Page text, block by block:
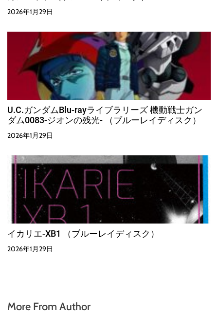
2026年1月29日
U.C.ガンダムBlu-rayライブラリーズ 機動戦士ガン
ダム0083-ジオンの残光- （ブルーレイディスク）
2026年1月29日
イカリエ-XB1 （ブルーレイディスク）
2026年1月29日
More From Author